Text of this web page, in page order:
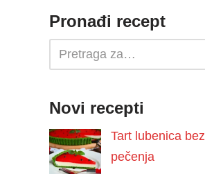
Pronađi recept
Novi recepti
Tart lubenica bez
pečenja